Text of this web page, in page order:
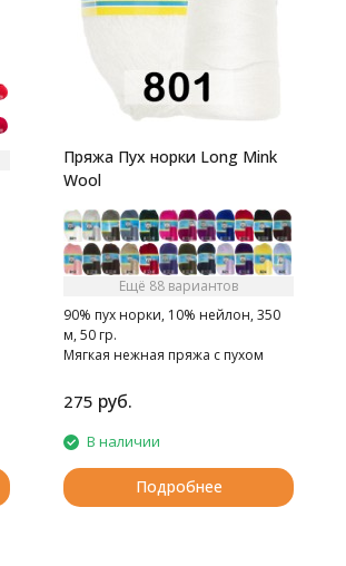
Пряжа Пух норки Long Mink
Wool
Ещё 88 вариантов
90% пух норки, 10% нейлон, 350
м, 50 гр.
Мягкая нежная пряжа с пухом
275 руб.
В наличии
Подробнее